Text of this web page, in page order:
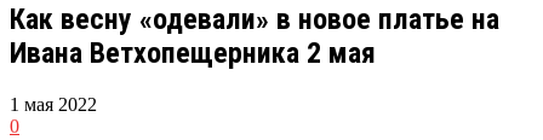
Как весну «одевали» в новое платье на
Ивана Ветхопещерника 2 мая
1 мая 2022
0